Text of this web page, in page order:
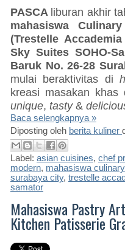
PASCA liburan akhir
mahasiswa
(Trestelle
Sky Suites SOHO-
Baruk No. 26-28
mulai beraktivitas di
kreasi masakan khas
unique, tasty&
Baca selengkapnya »
Diposting oleh berita kuliner
Label: asian cuisines, chef
modern, mahasiswa
surabaya city, trestelle
samator
Mahasiswa Pastry
Kitchen Patisserie